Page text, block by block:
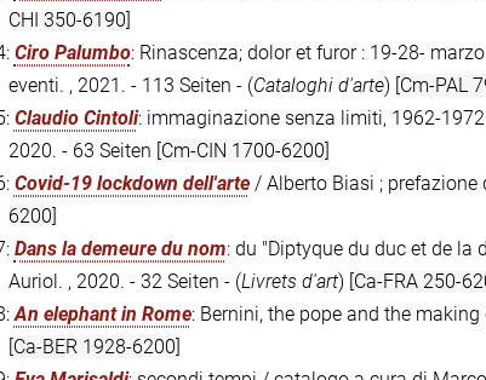
CHI 350-6190]
Ciro Palumbo: Rinascenza; dolor et furor : 19-28-
eventi. , 2021. - 113 Seiten - (Cataloghi d'arte) [Cm-PAL
Claudio Cintoli: immaginazione senza limiti, 1962-
2020. - 63 Seiten [Cm-CIN 1700-6200]
Covid-19 lockdown dell'arte/ Alberto Biasi ; prefazione
6200]
Dans la demeure du nom: du "Diptyque du duc et de la
Auriol. , 2020. - 32 Seiten - (Livrets d'art) [Ca-FRA 250-
An elephant in Rome: Bernini, the pope and the
[Ca-BER 1928-6200]